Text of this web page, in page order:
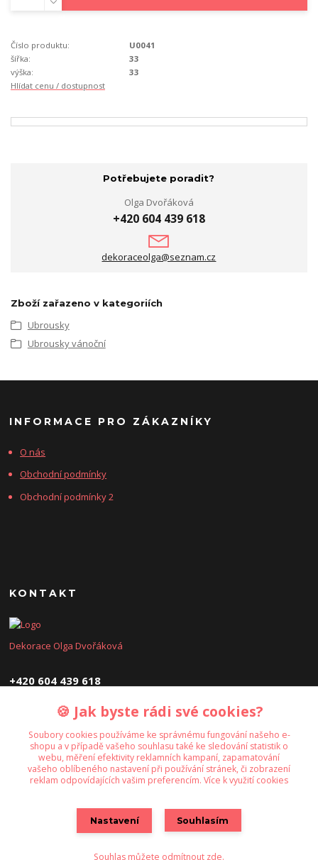
Číslo produktu:
U0041
šířka:
33
výška:
33
Hlídat cenu / dostupnost
Potřebujete poradit?
Olga Dvořáková
+420 604 439 618
dekoraceolga@seznam.cz
Zboží zařazeno v kategoriích
Ubrousky
Ubrousky vánoční
INFORMACE PRO ZÁKAZNÍKY
O nás
Obchodní podmínky
Obchodní podmínky 2
KONTAKT
Dekorace Olga Dvořáková
+420 604 439 618
dekoraceolga@seznam.cz
Upravit sběr cookies.
🍪 Jak byste rádi své cookies?
Soubory cookies používáme ke správnému fungování našeho e-
shopu a v případě vašeho souhlasu také ke sledování statistik o
webu, měření efektivity reklamních kampaní, zapamatování
vašeho oblíbeného nastavení při používání stránek, či zobrazení
reklam odpovídajících vašim preferencím. Více k využití cookies
Nastavení Souhlasím
Souhlas můžete odmítnout zde.